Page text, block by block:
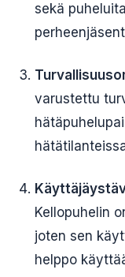
sekä
varustettu
Kellopuhelin
joten sen
helppo